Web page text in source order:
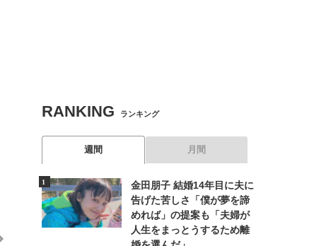
RANKING ランキング
週間 月間
金田朋子 結婚14年目に夫に
告げた苦しさ「僕が夢を諦
めれば」の提案も「夫婦が
人生をまっとうするため離